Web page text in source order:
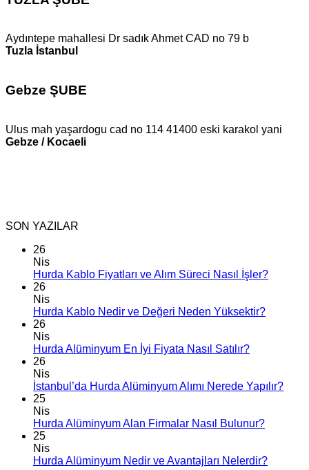
Aydıntepe mahallesi Dr sadık Ahmet CAD no 79 b
Tuzla İstanbul
Gebze ŞUBE
Ulus mah yaşardogu cad no 114 41400 eski karakol yani
Gebze / Kocaeli
SON YAZILAR
26
Nis
Hurda Kablo Fiyatları ve Alım Süreci Nasıl İşler?
26
Nis
Hurda Kablo Nedir ve Değeri Neden Yüksektir?
26
Nis
Hurda Alüminyum En İyi Fiyata Nasıl Satılır?
26
Nis
İstanbul’da Hurda Alüminyum Alımı Nerede Yapılır?
25
Nis
Hurda Alüminyum Alan Firmalar Nasıl Bulunur?
25
Nis
Hurda Alüminyum Nedir ve Avantajları Nelerdir?